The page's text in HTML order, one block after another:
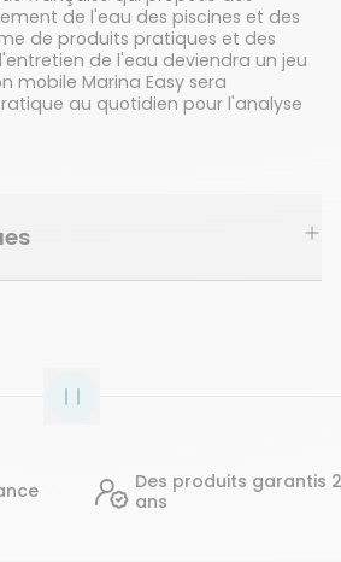
de l'eau des piscines et des
de produits pratiques et des
de l'eau deviendra un jeu
mobile Marina Easy sera
au quotidien pour l'analyse
Des produits garantis 2